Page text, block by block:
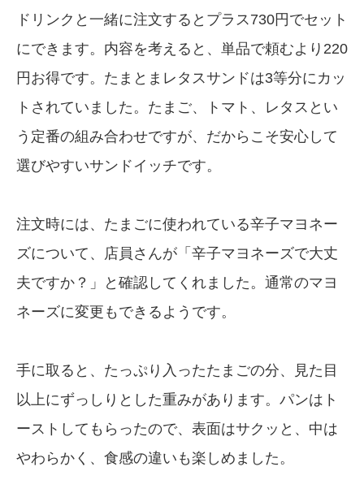
ドリンクと一緒に注文するとプラス730円でセット
にできます。内容を考えると、単品で頼むより220
円お得です。たまとまレタスサンドは3等分にカッ
トされていました。たまご、トマト、レタスとい
う定番の組み合わせですが、だからこそ安心して
選びやすいサンドイッチです。
注文時には、たまごに使われている辛子マヨネー
ズについて、店員さんが「辛子マヨネーズで大丈
夫ですか？」と確認してくれました。通常のマヨ
ネーズに変更もできるようです。
手に取ると、たっぷり入ったたまごの分、見た目
以上にずっしりとした重みがあります。パンはト
ーストしてもらったので、表面はサクッと、中は
やわらかく、食感の違いも楽しめました。